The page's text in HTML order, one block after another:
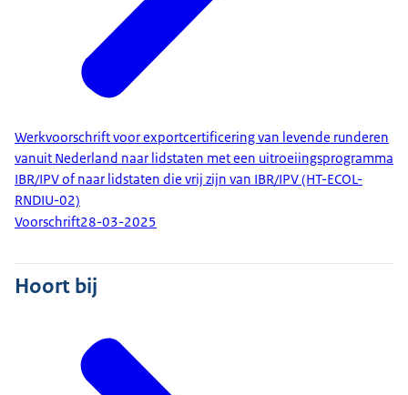
Werkvoorschrift voor exportcertificering van levende runderen
vanuit Nederland naar lidstaten met een uitroeiingsprogramma
IBR/IPV of naar lidstaten die vrij zijn van IBR/IPV (HT-ECOL-
RNDIU-02)
Voorschrift28-03-2025
Hoort bij